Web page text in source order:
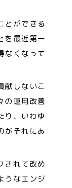
とができる
を最近第一
なくなって
献しないこ
の運用改善
り、いわゆ
がそれにあ
されて改め
うなエンジ